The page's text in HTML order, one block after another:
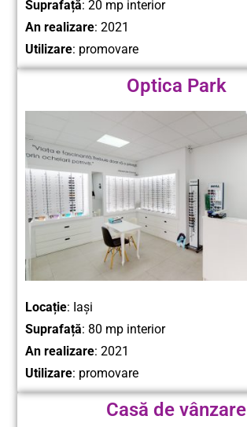
Suprafață: 20 mp interior
An realizare: 2021
Utilizare: promovare
Optica Park
Locație: Iași
Suprafață: 80 mp interior
An realizare: 2021
Utilizare: promovare
Casă de vânzare